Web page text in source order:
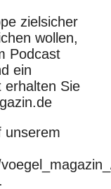
zielsicher
wollen,
Podcast
ein
erhalten Sie
unserem